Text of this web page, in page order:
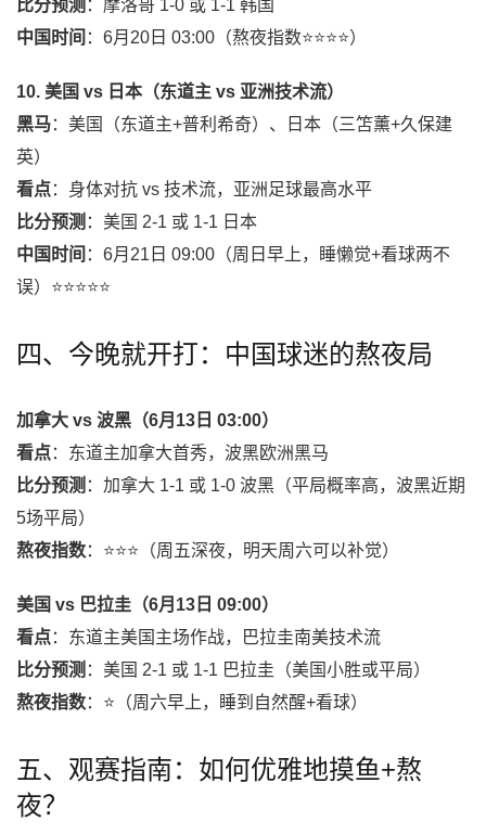
比分预测 ：摩洛哥 1-0 或 1-1 韩国
中国时间 ：6月20日 03:00（熬夜指数⭐⭐⭐⭐）
10. 美国 vs 日本（东道主 vs 亚洲技术流）
黑马：美国（东道主+普利希奇）、日本（三笘薰+久保建
英）
看点：身体对抗 vs 技术流，亚洲足球最高水平
比分预测 ：美国 2-1 或 1-1 日本
中国时间 ：6月21日 09:00（周日早上，睡懒觉+看球两不
误）⭐⭐⭐⭐⭐
四、今晚就开打：中国球迷的熬夜局
加拿大 vs 波黑（6月13日 03:00）
看点：东道主加拿大首秀，波黑欧洲黑马
比分预测 ：加拿大 1-1 或 1-0 波黑（平局概率高，波黑近期
5场平局）
熬夜指数：⭐⭐⭐（周五深夜，明天周六可以补觉）
美国 vs 巴拉圭（6月13日 09:00）
看点：东道主美国主场作战，巴拉圭南美技术流
比分预测 ：美国 2-1 或 1-1 巴拉圭（美国小胜或平局）
熬夜指数：⭐（周六早上，睡到自然醒+看球）
五、观赛指南：如何优雅地摸鱼+熬
夜？